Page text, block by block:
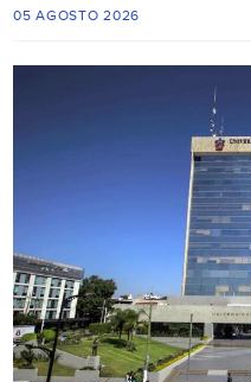
05 AGOSTO 2026